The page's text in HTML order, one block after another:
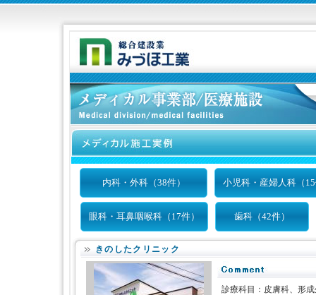
内科・外科（38件） 小児科・産婦人科（
眼科・耳鼻咽喉科（17件） 歯科（42件）
きのしたクリニック
診療科目：皮膚科、形